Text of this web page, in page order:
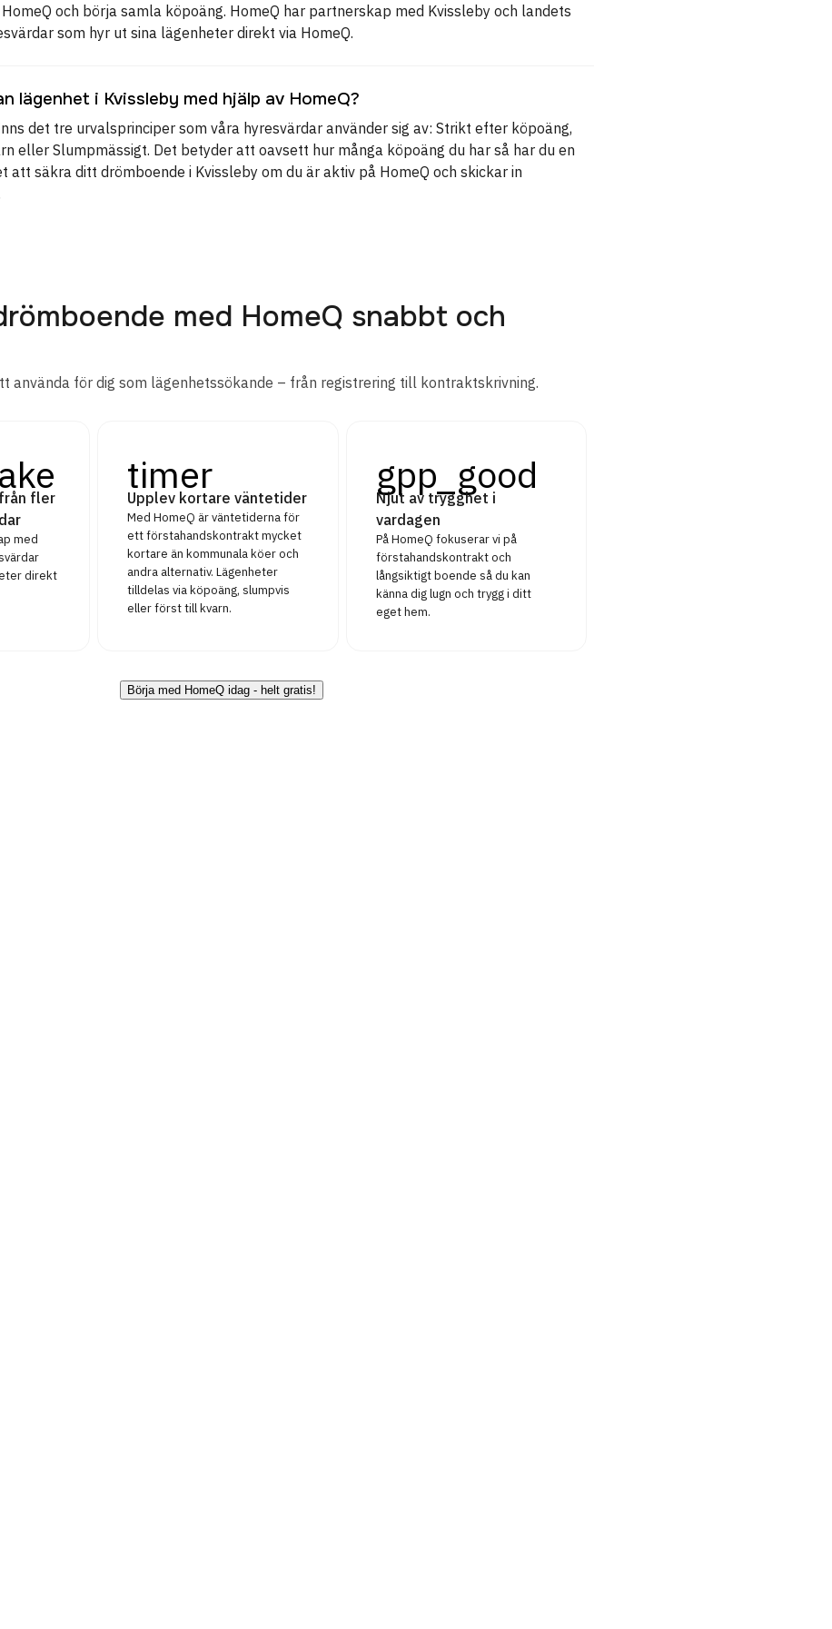
och börja samla köpoäng. HomeQ har partnerskap med Kvissleby och landets
som hyr ut sina lägenheter direkt via HomeQ.
lägenhet i Kvissleby med hjälp av HomeQ?
det tre urvalsprinciper som våra hyresvärdar använder sig av: Strikt efter köpoäng,
eller Slumpmässigt. Det betyder att oavsett hur många köpoäng du har så har du en
att säkra ditt drömboende i Kvissleby om du är aktiv på HomeQ och skickar in
med HomeQ snabbt och
använda för dig som lägenhetssökande – från registrering till kontraktskrivning.
fler
med
direkt
timer
Upplev kortare väntetider
Med HomeQ är väntetiderna för
ett förstahandskontrakt mycket
kortare än kommunala köer och
andra alternativ. Lägenheter
tilldelas via köpoäng, slumpvis
eller först till kvarn.
gpp_good
Njut av trygghet i
vardagen
På HomeQ fokuserar vi på
förstahandskontrakt och
långsiktigt boende så du kan
känna dig lugn och trygg i ditt
eget hem.
Börja med HomeQ idag - helt gratis!